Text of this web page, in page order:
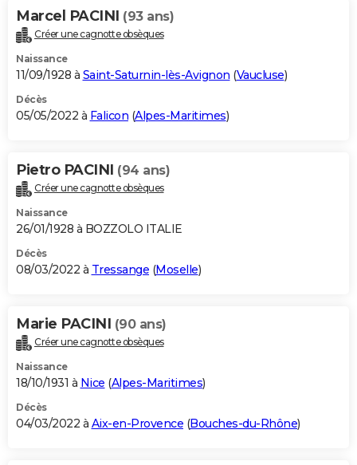
Marcel PACINI (93 ans)
Créer une cagnotte obsèques
Naissance
11/09/1928 à Saint-Saturnin-lès-Avignon (Vaucluse)
Décès
05/05/2022 à Falicon (Alpes-Maritimes)
Pietro PACINI (94 ans)
Créer une cagnotte obsèques
Naissance
26/01/1928 à BOZZOLO ITALIE
Décès
08/03/2022 à Tressange (Moselle)
Marie PACINI (90 ans)
Créer une cagnotte obsèques
Naissance
18/10/1931 à Nice (Alpes-Maritimes)
Décès
04/03/2022 à Aix-en-Provence (Bouches-du-Rhône)